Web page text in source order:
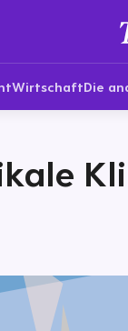
WirtschaftDie